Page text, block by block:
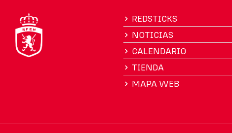
REDSTICKS
NOTICIAS
CALENDARIO
TIENDA
MAPA WEB